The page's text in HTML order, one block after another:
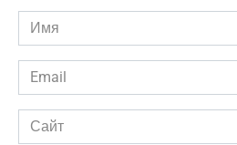
Имя
*
Email
*
Сайт